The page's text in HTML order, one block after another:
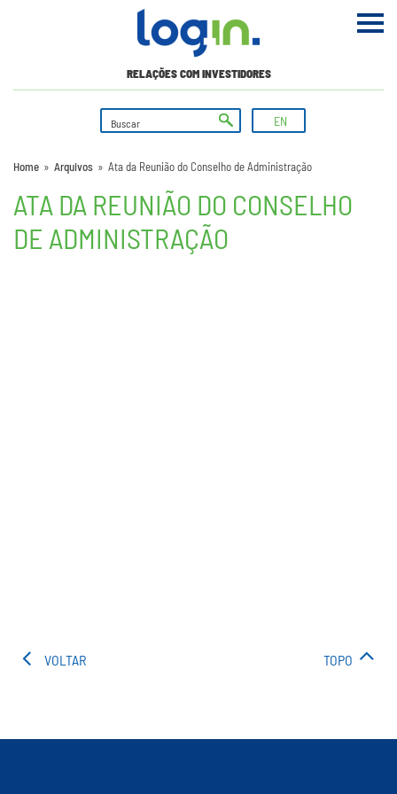
RELAÇÕES COM INVESTIDORES
EN
Home » Arquivos » Ata da Reunião do Conselho de Administração
ATA DA REUNIÃO DO CONSELHO
DE ADMINISTRAÇÃO
VOLTAR TOPO